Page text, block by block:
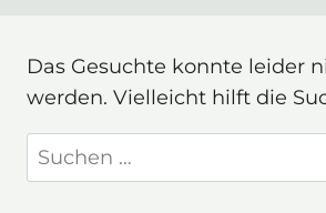
Das Gesuchte konnte leider
werden. Vielleicht hilft die
Suchen
nach: